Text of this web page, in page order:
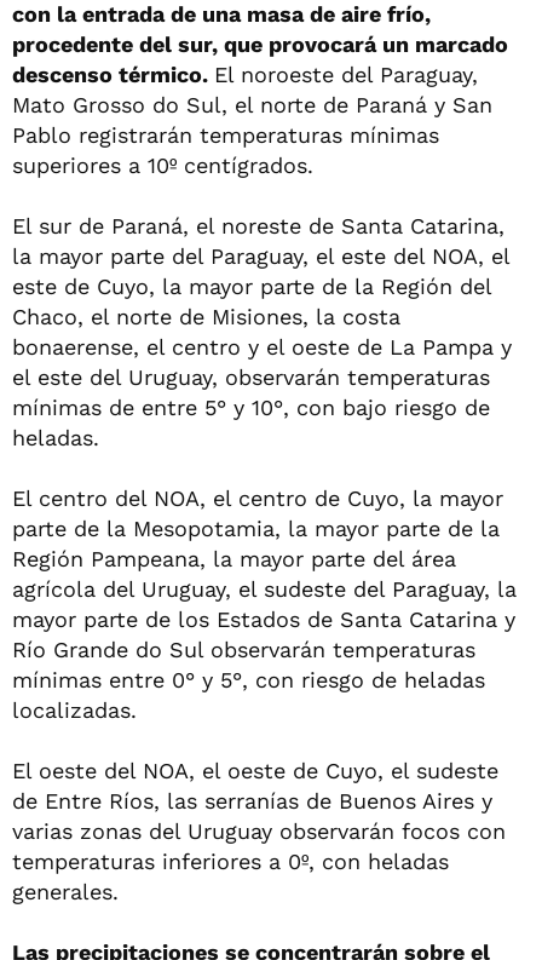
con la entrada de una masa de aire frío,
procedente del sur, que provocará un marcado
descenso térmico. El noroeste del Paraguay,
Mato Grosso do Sul, el norte de Paraná y San
Pablo registrarán temperaturas mínimas
superiores a 10º centígrados.
El sur de Paraná, el noreste de Santa Catarina,
la mayor parte del Paraguay, el este del NOA, el
este de Cuyo, la mayor parte de la Región del
Chaco, el norte de Misiones, la costa
bonaerense, el centro y el oeste de La Pampa y
el este del Uruguay, observarán temperaturas
mínimas de entre 5° y 10°, con bajo riesgo de
heladas.
El centro del NOA, el centro de Cuyo, la mayor
parte de la Mesopotamia, la mayor parte de la
Región Pampeana, la mayor parte del área
agrícola del Uruguay, el sudeste del Paraguay, la
mayor parte de los Estados de Santa Catarina y
Río Grande do Sul observarán temperaturas
mínimas entre 0° y 5°, con riesgo de heladas
localizadas.
El oeste del NOA, el oeste de Cuyo, el sudeste
de Entre Ríos, las serranías de Buenos Aires y
varias zonas del Uruguay observarán focos con
temperaturas inferiores a 0º, con heladas
generales.
Las precipitaciones se concentrarán sobre el